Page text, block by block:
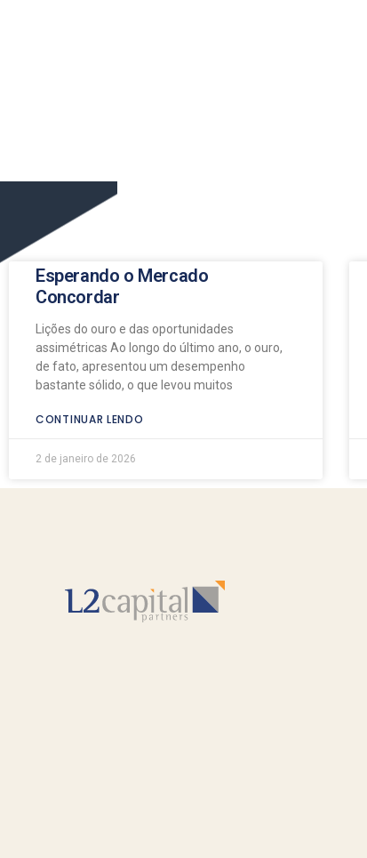
Esperando o Mercado
Concordar
Lições do ouro e das oportunidades
assimétricas Ao longo do último ano, o ouro,
de fato, apresentou um desempenho
bastante sólido, o que levou muitos
CONTINUAR LENDO
2 de janeiro de 2026